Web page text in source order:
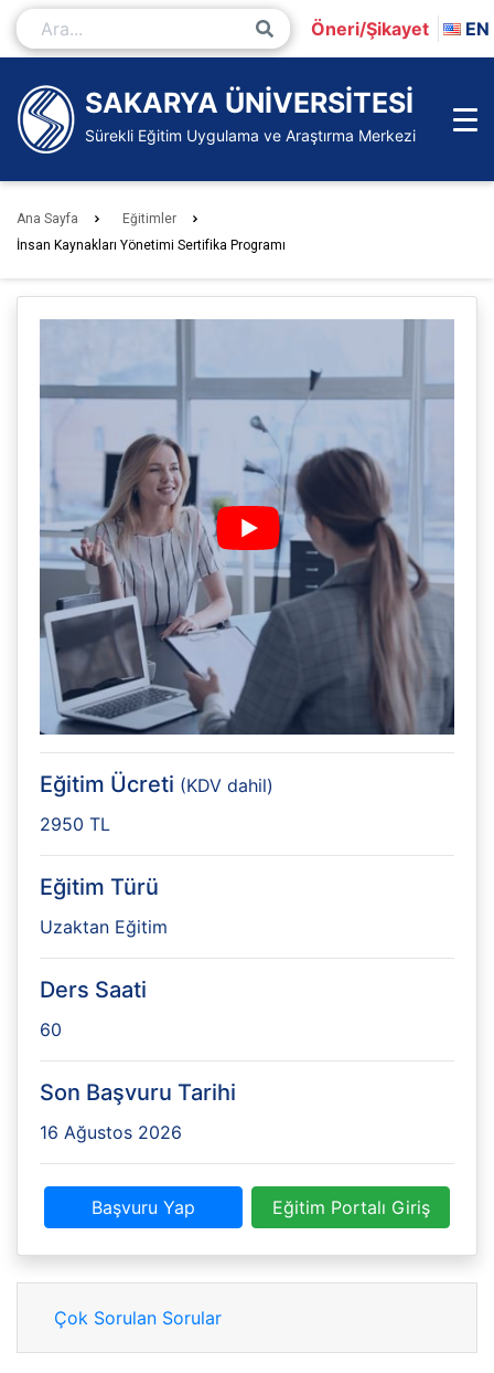
İçeriğe
Git
Sayfa
Öneri/Şikayet EN
SAKARYA ÜNİVERSİTESİ
Sürekli Eğitim Uygulama ve Araştırma Merkezi
Ana Sayfa
Eğitimler
İnsan Kaynakları Yönetimi Sertifika Programı
Eğitim Ücreti (KDV dahil)
2950 TL
Eğitim Türü
Uzaktan Eğitim
Ders Saati
60
Son Başvuru Tarihi
16 Ağustos 2026
Başvuru Yap Eğitim Portalı Giriş
Çok Sorulan Sorular